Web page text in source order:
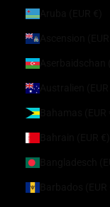
Aruba (EUR €)
Aserbaidschan
Australien (EUR
Bahamas (EUR